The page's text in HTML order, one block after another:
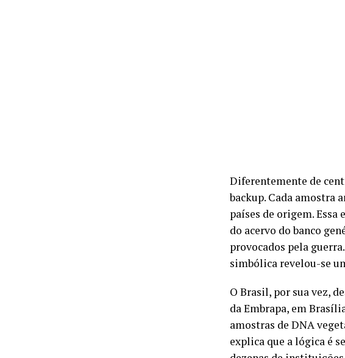
Diferentemente de
backup. Cada amostra
países de origem.
do acervo do banco
provocados pela
simbólica revelou-se
O Brasil, por sua vez,
da Embrapa, em
amostras de DNA
explica que a lógica é